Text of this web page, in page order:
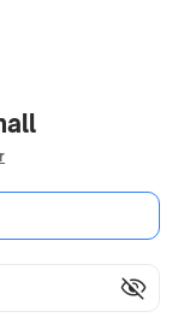
visibility_off